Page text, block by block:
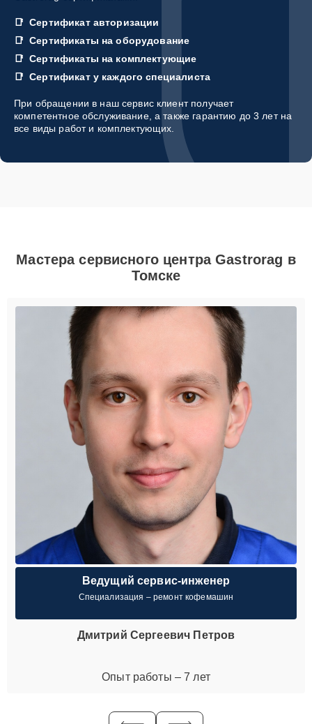
Сертификат авторизации
Сертификаты на оборудование
Сертификаты на комплектующие
Сертификат у каждого специалиста
При обращении в наш сервис клиент получает
компетентное обслуживание, а также гарантию до 3 лет на
все виды работ и комплектующих.
Мастера сервисного центра Gastrorag в
Томске
Ведущий сервис-инженер
Специализация – ремонт кофемашин
Дмитрий Сергеевич Петров
Опыт работы – 7 лет